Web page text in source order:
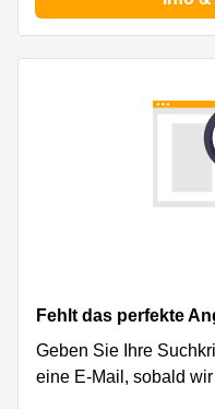
Büro
mieten
Büro
Nürnberg
2 Berlin
Regus
57 Koln
Ludwig-
Erhard-
Fehlt das perfekte
Geben Sie Ihre
eine E-Mail, sobald